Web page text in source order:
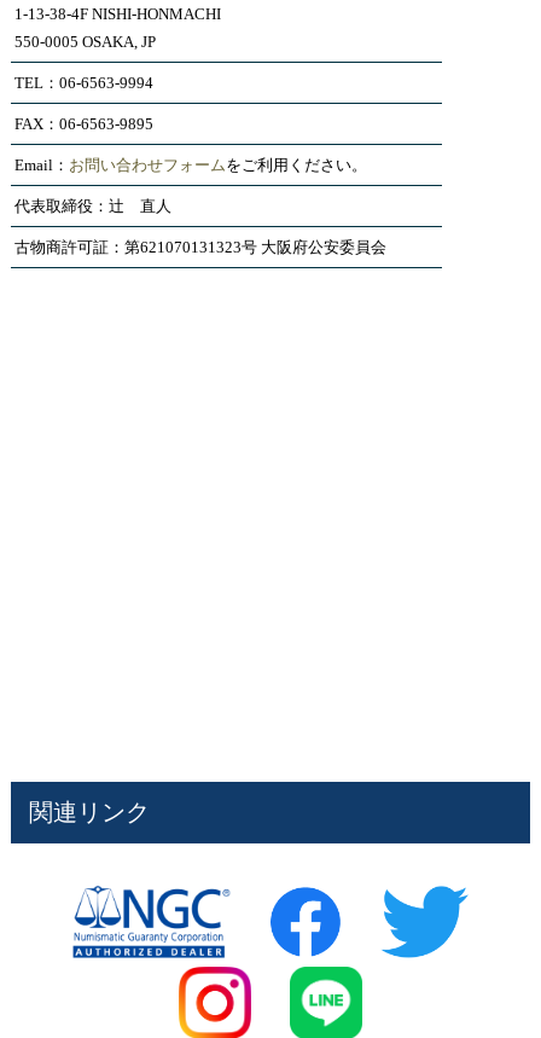
1-13-38-4F NISHI-HONMACHI
550-0005 OSAKA, JP
TEL：06-6563-9994
FAX：06-6563-9895
Email： お問い合わせフォームをご利用ください。
代表取締役：辻 直人
古物商許可証：第621070131323号 大阪府公安委員会
関連リンク